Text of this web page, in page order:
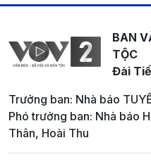
BAN
TỘC
Đài
Trưởng ban: Nhà báo
Phó trưởng ban: Nhà báo
Thân, Hoài Thu